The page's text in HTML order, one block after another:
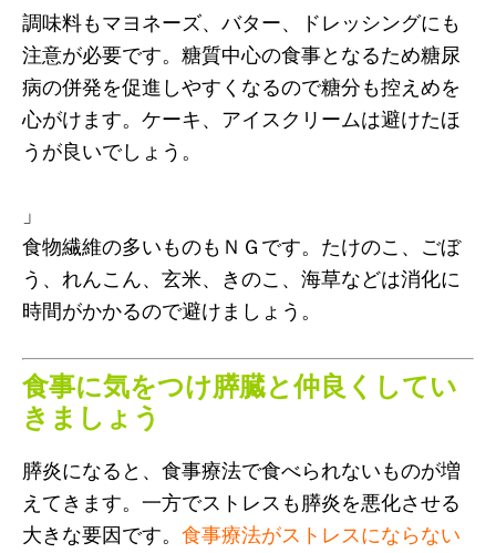
調味料もマヨネーズ、バター、ドレッシングにも
注意が必要です。糖質中心の食事となるため糖尿
病の併発を促進しやすくなるので糖分も控えめを
心がけます。ケーキ、アイスクリームは避けたほ
うが良いでしょう。
」
食物繊維の多いものもＮＧです。たけのこ、ごぼ
う、れんこん、玄米、きのこ、海草などは消化に
時間がかかるので避けましょう。
食事に気をつけ膵臓と仲良くしてい
きましょう
膵炎になると、食事療法で食べられないものが増
えてきます。一方でストレスも膵炎を悪化させる
大きな要因です。 食事療法がストレスにならない